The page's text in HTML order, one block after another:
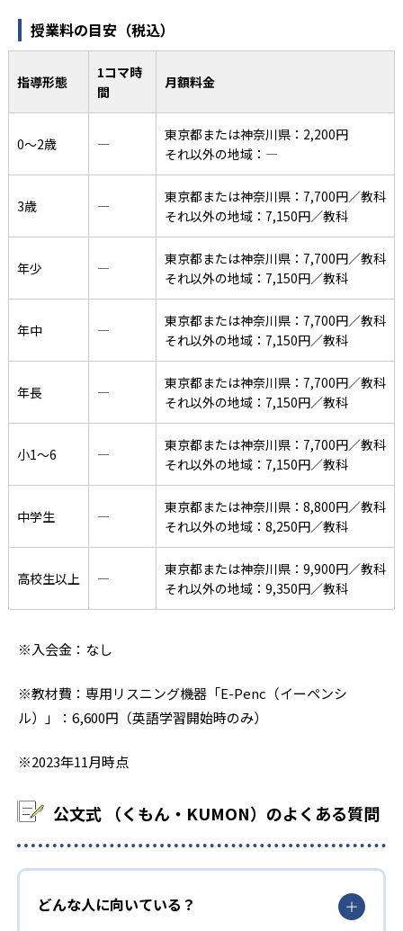
授業料の目安（税込）
指導形態
1コマ時
間
月額料金
0〜2歳 ―
東京都または神奈川県：2,200円
それ以外の地域：―
3歳 ―
東京都または神奈川県：7,700円／教科
それ以外の地域：7,150円／教科
年少 ―
東京都または神奈川県：7,700円／教科
それ以外の地域：7,150円／教科
年中 ―
東京都または神奈川県：7,700円／教科
それ以外の地域：7,150円／教科
年長 ―
東京都または神奈川県：7,700円／教科
それ以外の地域：7,150円／教科
小1〜6 ―
東京都または神奈川県：7,700円／教科
それ以外の地域：7,150円／教科
中学生 ―
東京都または神奈川県：8,800円／教科
それ以外の地域：8,250円／教科
高校生以上 ―
東京都または神奈川県：9,900円／教科
それ以外の地域：9,350円／教科
※入会金：なし
※教材費：専用リスニング機器「E-Penc（イーペンシ
ル）」：6,600円（英語学習開始時のみ）
※2023年11月時点
公文式 （くもん・KUMON）のよくある質問
どんな人に向いている？